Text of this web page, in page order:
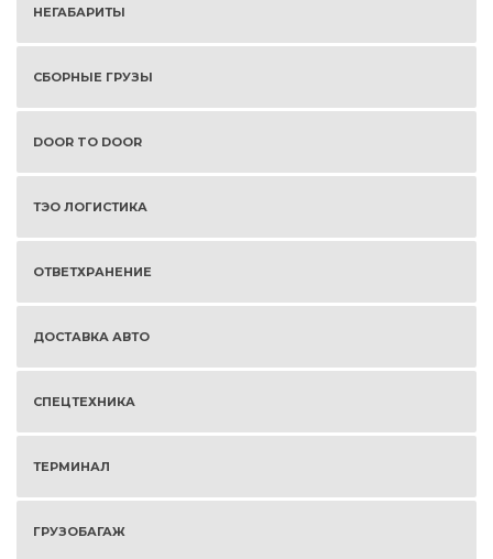
НЕГАБАРИТЫ
СБОРНЫЕ ГРУЗЫ
DOOR TO DOOR
ТЭО ЛОГИСТИКА
ОТВЕТХРАНЕНИЕ
ДОСТАВКА АВТО
СПЕЦТЕХНИКА
ТЕРМИНАЛ
ГРУЗОБАГАЖ